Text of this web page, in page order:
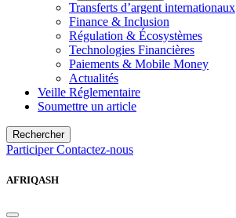
Transferts d’argent internationaux
Finance & Inclusion
Régulation & Écosystèmes
Technologies Financières
Paiements & Mobile Money
Actualités
Veille Réglementaire
Soumettre un article
Rechercher
ParticiperContactez-nous
AFRIQASH